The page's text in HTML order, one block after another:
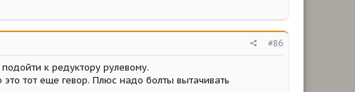
#86
к редуктору рулевому.
тот еще гевор. Плюс надо болты вытачивать